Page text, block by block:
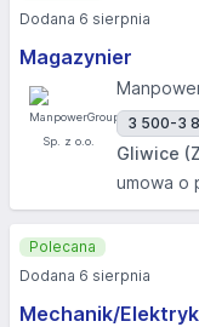
Magazynier
3 500-3
Gliwice
umowa o
Dodana 6 sierpnia
Mechanik/
Polecana
Dodana 6 sierpnia